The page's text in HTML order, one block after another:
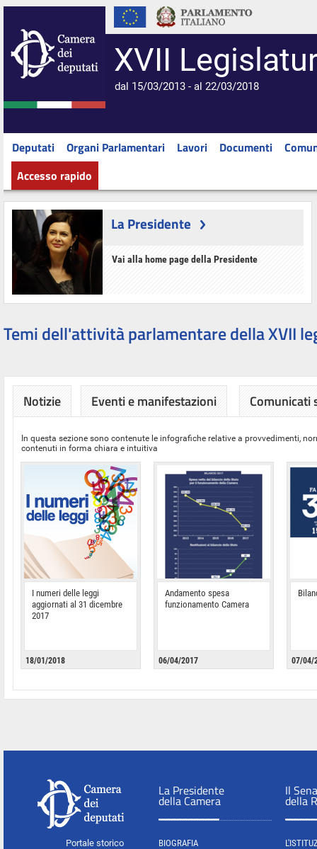
XVII
dal 15/03/2013 - al 22/03/2018
Deputati Organi Parlamentari Lavori Documenti
Accesso rapido
La Presidente
Vai alla home page della Presidente
Temi dell'attività parlamentare della XVII
Notizie Eventi e manifestazioni Comunicati
In questa sezione sono contenute le infografiche relative a provvedimenti,
contenuti in forma chiara e intuitiva
I numeri delle leggi
aggiornati al 31 dicembre
2017
18/01/2018
Andamento spesa
funzionamento Camera
06/04/2017 07/04/
Portale storico
La Presidente
della Camera
BIOGRAFIA
Il
della